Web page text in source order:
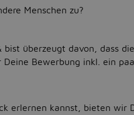
Menschen zu?
überzeugt davon, dass
Bewerbung inkl. ein
erlernen kannst, bieten wir